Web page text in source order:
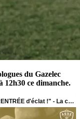
du Gazelec
12h30 ce dimanche.